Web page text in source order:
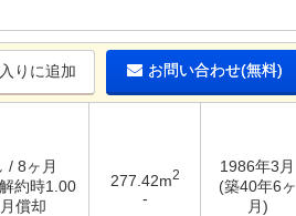
りに追加 お問い合わせ(無料)
/ 8ヶ月
約時1.00
償却
277.42m2
-
1986年3月
(築40年6ヶ
月)